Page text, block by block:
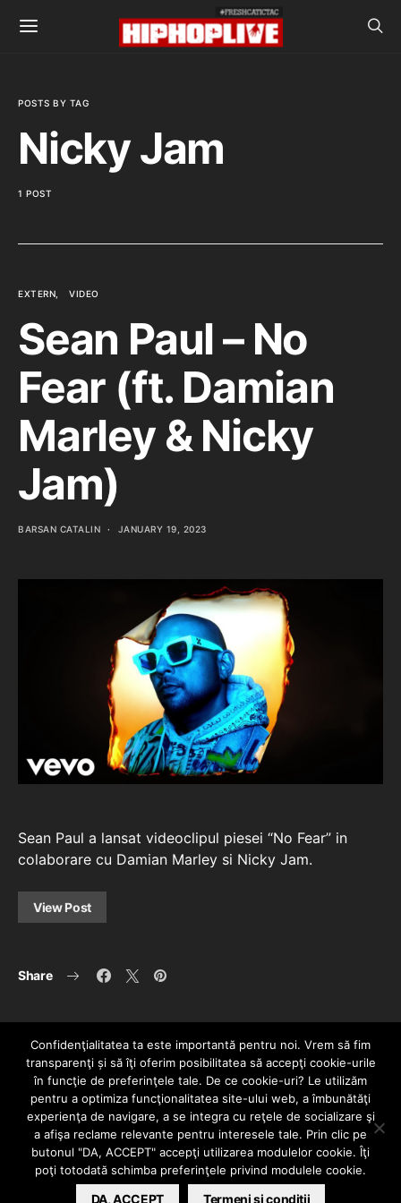
POSTS BY TAG
Nicky Jam
1 POST
EXTERN VIDEO
Sean Paul – No
Fear (ft. Damian
Marley & Nicky
Jam)
BARSAN CATALIN JANUARY 19, 2023
Sean Paul a lansat videoclipul piesei “No Fear” in
colaborare cu Damian Marley si Nicky Jam.
View Post
Share
HOME CONTACT POLITICĂ DE CONFIDENȚIALITATE
Since 2005 | Copyright by HIPHOPLIVE
ENTERTAINMENT SRL
Confidenţialitatea ta este importantă pentru noi. Vrem să fim
transparenţi și să îţi oferim posibilitatea să accepţi cookie-urile
în funcţie de preferinţele tale. De ce cookie-uri? Le utilizăm
pentru a optimiza funcţionalitatea site-ului web, a îmbunătăţi
experienţa de navigare, a se integra cu reţele de socializare şi
a afişa reclame relevante pentru interesele tale. Prin clic pe
butonul "DA, ACCEPT" accepţi utilizarea modulelor cookie. Îţi
poţi totodată schimba preferinţele privind modulele cookie.
DA, ACCEPT Termeni si conditii